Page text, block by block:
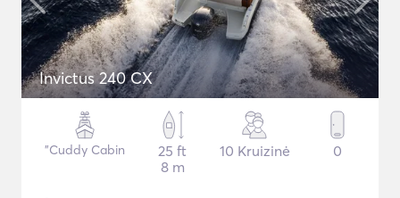
Invictus 240 CX
"Cuddy Cabin
25 ft
8 m
10 Kruizinė 0